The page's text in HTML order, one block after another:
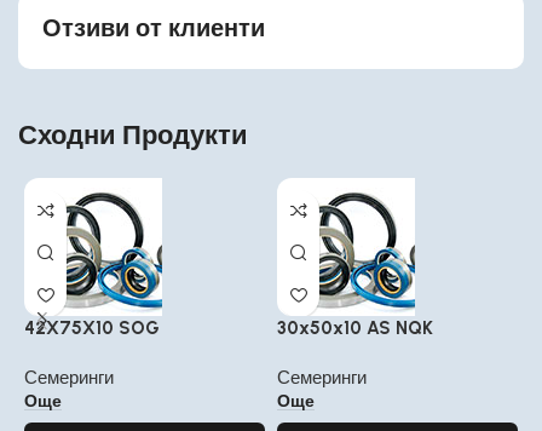
Отзиви от клиенти
Сходни Продукти
42X75X10 SOG
Семеринги
Още
30x50x10 AS NQK
Семеринги
Още